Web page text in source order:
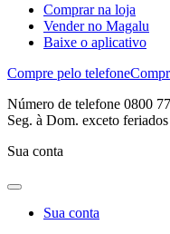
Comprar na loja
Vender no Magalu
Baixe o aplicativo
Compre pelo telefone
Número de telefone 0800
Seg. à Dom. exceto
Sua conta
Sua conta